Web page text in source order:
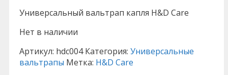
Универсальный вальтрап капля H&D Care
Нет в наличии
Артикул: hdc004 Категория: Универсальные
вальтрапы Метка: H&D Care